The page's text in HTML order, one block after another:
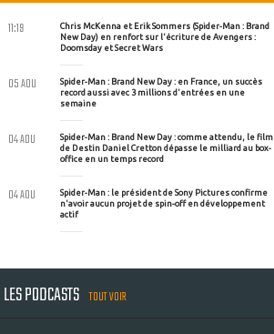
Chris McKenna et Erik Sommers (Spider-Man : Brand
New Day) en renfort sur l'écriture de Avengers :
Doomsday et Secret Wars
11:19
Spider-Man : Brand New Day : en France, un succès
record aussi avec 3 millions d'entrées en une
semaine
05 AOU
Spider-Man : Brand New Day : comme attendu, le film
de Destin Daniel Cretton dépasse le milliard au box-
office en un temps record
04 AOU
Spider-Man : le président de Sony Pictures confirme
n'avoir aucun projet de spin-off en développement
actif
04 AOU
LES PODCASTS TOUT VOIR